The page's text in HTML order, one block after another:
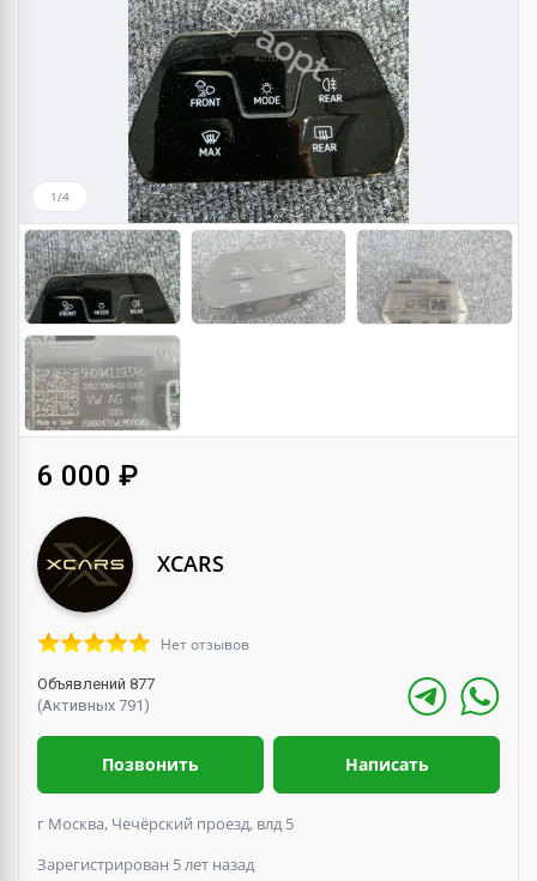
1/4
6 000 ₽
XCARS
Нет отзывов
Объявлений 877
(Активных 791)
Позвонить Написать
г Москва, Чечёрский проезд, влд 5
Зарегистрирован 5 лет назад